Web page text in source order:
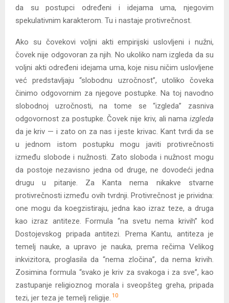
da su postupci određeni i idejama uma, njegovim
spekulativnim karakterom. Tu i nastaje protivrečnost.
Ako su čovekovi voljni akti empirijski uslovljeni i nužni,
čovek nije odgovoran za njih. No ukoliko nam izgleda da su
voljni akti određeni idejama uma, koje nisu ničim uslovljene
već predstavljaju “slobodnu uzročnost”, utoliko čoveka
činimo odgovornim za njegove postupke. Na toj navodno
slobodnoj uzročnosti, na tome se “izgleda” zasniva
odgovornost za postupke. Čovek nije kriv, ali nama izgleda
da je kriv — i zato on za nas i jeste krivac. Kant tvrdi da se
u jednom istom postupku mogu javiti protivrečnosti
između slobode i nužnosti. Zato sloboda i nužnost mogu
da postoje nezavisno jedna od druge, ne dovodeći jedna
drugu u pitanje. Za Kanta nema nikakve stvarne
protivrečnosti između ovih tvrdnji. Protivrečnost je prividna:
one mogu da koegzistiraju, jedna kao izraz teze, a druga
kao izraz antiteze. Formula “na svetu nema krivih” kod
Dostojevskog pripada antitezi. Prema Kantu, antiteza je
temelj nauke, a upravo je nauka, prema rečima Velikog
inkvizitora, proglasila da “nema zločina”, da nema krivih.
Zosimina formula “svako je kriv za svakoga i za sve”, kao
zastupanje religioznog morala i sveopšteg greha, pripada
tezi, jer teza je temelj religije. 10